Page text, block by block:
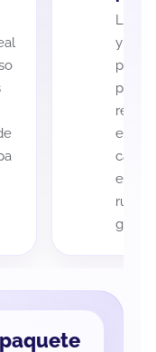
La
y
cada
es
ruta
guía